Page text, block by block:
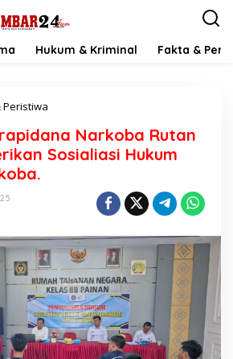
Hukum & Kriminal Fakta &
Peristiwa
O
r
a
r
a
p
i
d
a
n
a
N
Narkoba Rutan
Sosialiasi Hukum